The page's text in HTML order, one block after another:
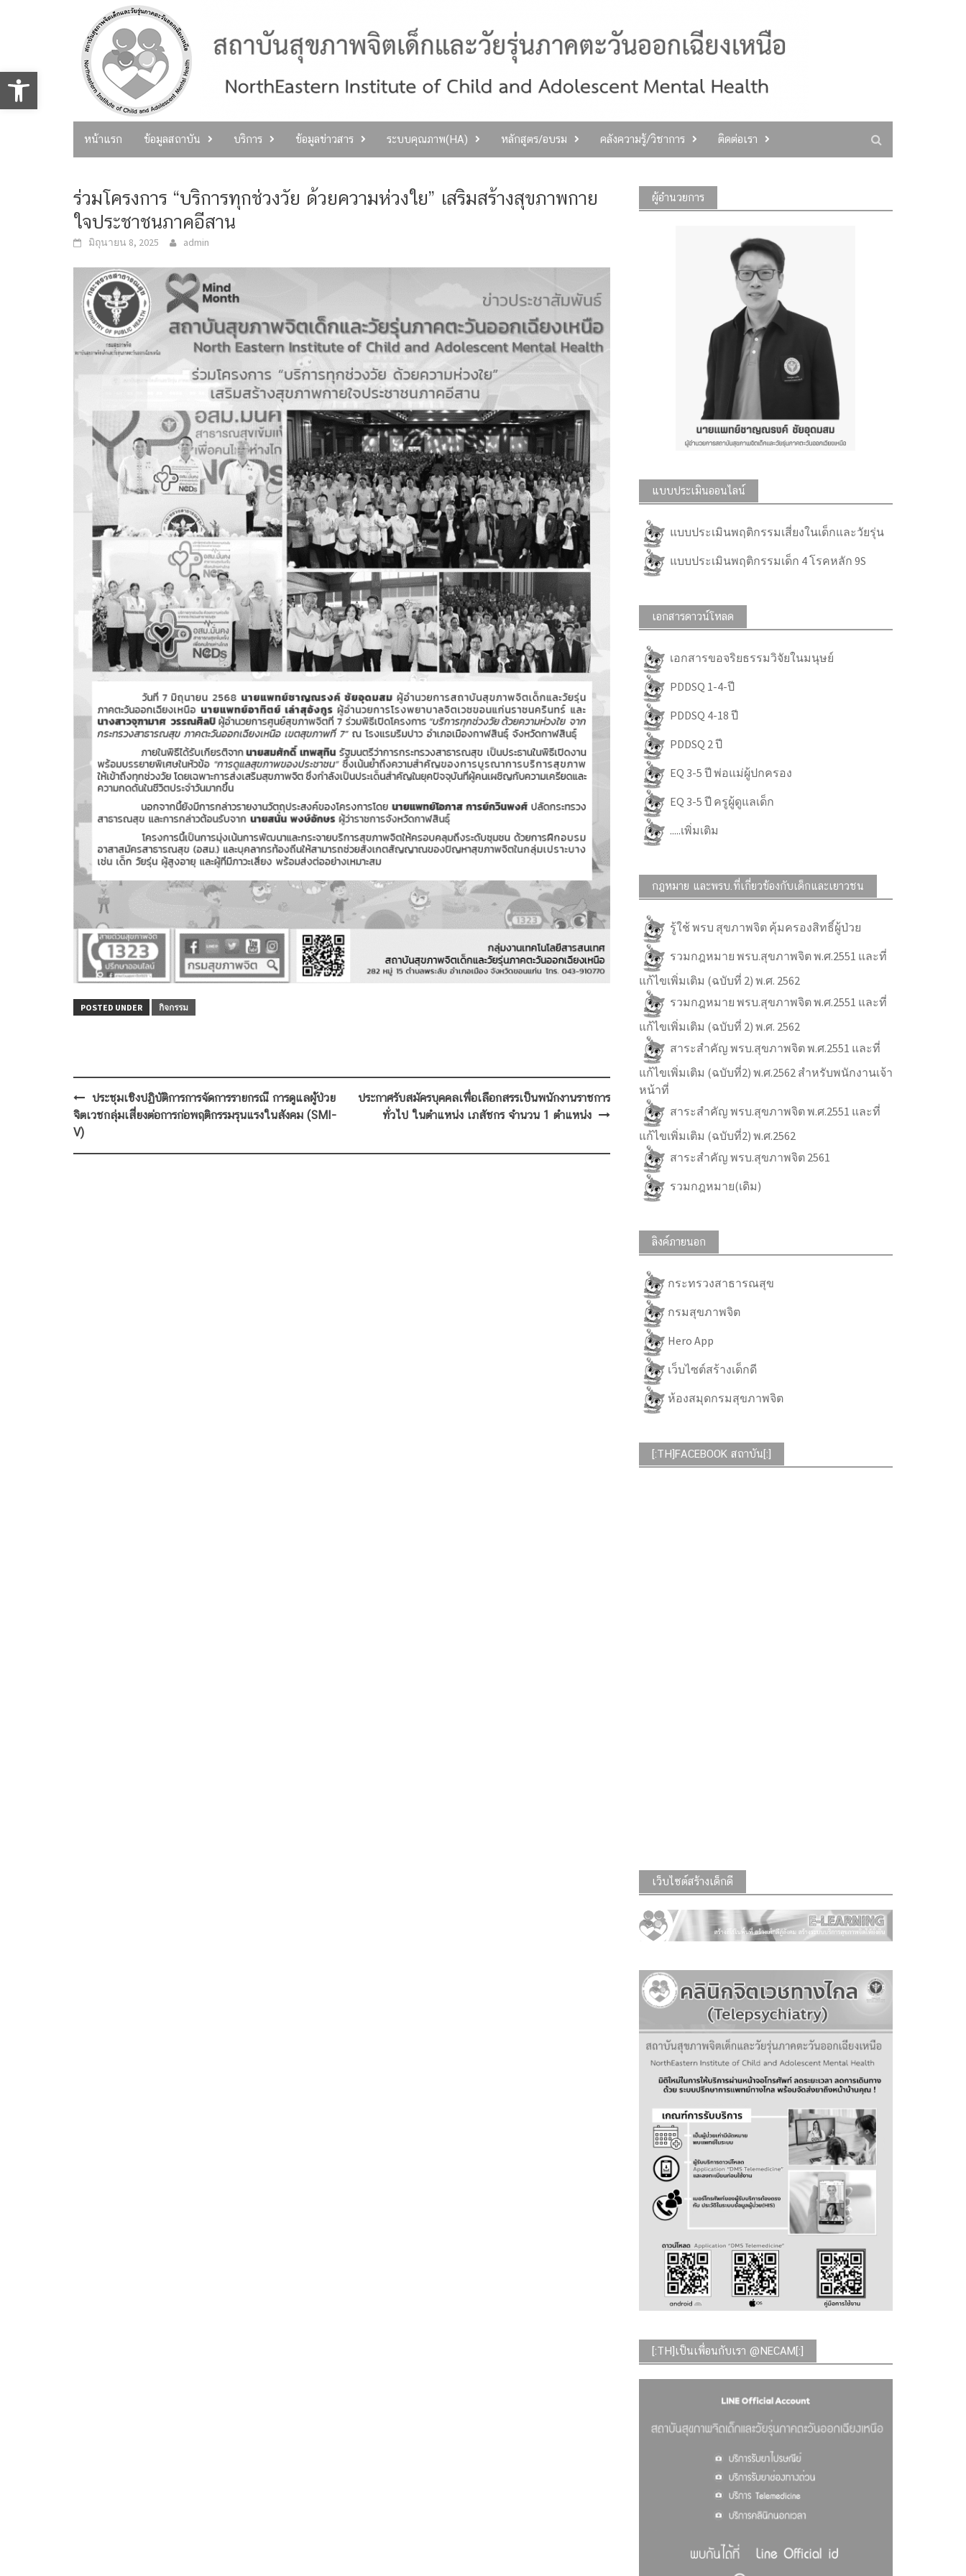
Open toolbar
หน้าแรก ข้อมูลสถาบัน บริการ ข้อมูลข่าวสาร ระบบคุณภาพ(HA) หลักสูตร/อบรม คลังความรู้/วิชาการ ติดต่อเรา
ร่วมโครงการ “บริการทุกช่วงวัย ด้วยความห่วงใย” เสริมสร้างสุขภาพกาย
ใจประชาชนภาคอีสาน
มิถุนายน 8, 2025 admin
POSTED UNDER กิจกรรม
Post
navigation
ประชุมเชิงปฏิบัติการการจัดการรายกรณี การดูแลผู้ป่วย
จิตเวชกลุ่มเสี่ยงต่อการก่อพฤติกรรมรุนแรงในสังคม (SMI-
V)
ประกาศรับสมัครบุคคลเพื่อเลือกสรรเป็นพนักงานราชการ
ทั่วไป ในตำแหน่ง เภสัชกร จำนวน 1 ตำแหน่ง
ผู้อำนวยการ
แบบประเมินออนไลน์
แบบประเมินพฤติกรรมเสี่ยงในเด็กและวัยรุ่น
แบบประเมินพฤติกรรมเด็ก 4 โรคหลัก 9S
เอกสารดาวน์โหลด
เอกสารขอจริยธรรมวิจัยในมนุษย์
PDDSQ 1-4-ปี
PDDSQ 4-18 ปี
PDDSQ 2 ปี
EQ 3-5 ปี พ่อแม่ผู้ปกครอง
EQ 3-5 ปี ครูผู้ดูแลเด็ก
.....เพิ่มเติม
กฎหมาย และพรบ.ที่เกี่ยวข้องกับเด็กและเยาวชน
รู้ใช้ พรบ สุขภาพจิต คุ้มครองสิทธิ์ผู้ป่วย
รวมกฎหมาย พรบ.สุขภาพจิต พ.ศ.2551 และที่
แก้ไขเพิ่มเติม (ฉบับที่ 2) พ.ศ. 2562
รวมกฎหมาย พรบ.สุขภาพจิต พ.ศ.2551 และที่
แก้ไขเพิ่มเติม (ฉบับที่ 2) พ.ศ. 2562
สาระสำคัญ พรบ.สุขภาพจิต พ.ศ.2551 และที่
แก้ไขเพิ่มเติม (ฉบับที่2) พ.ศ.2562 สำหรับพนักงานเจ้า
หน้าที่
สาระสำคัญ พรบ.สุขภาพจิต พ.ศ.2551 และที่
แก้ไขเพิ่มเติม (ฉบับที่2) พ.ศ.2562
สาระสำคัญ พรบ.สุขภาพจิต 2561
รวมกฎหมาย(เดิม)
ลิงค์ภายนอก
กระทรวงสาธารณสุข
กรมสุขภาพจิต
Hero App
เว็บไซต์สร้างเด็กดี
ห้องสมุดกรมสุขภาพจิต
[:TH]FACEBOOK สถาบัน[:]
เว็บไซต์สร้างเด็กดี
[:TH]เป็นเพื่อนกับเรา @NECAM[:]